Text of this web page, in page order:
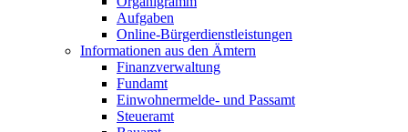
Aufgaben
Online-Bürgerdienstleistungen
Informationen aus den Ämtern
Finanzverwaltung
Fundamt
Einwohnermelde- und Passamt
Steueramt